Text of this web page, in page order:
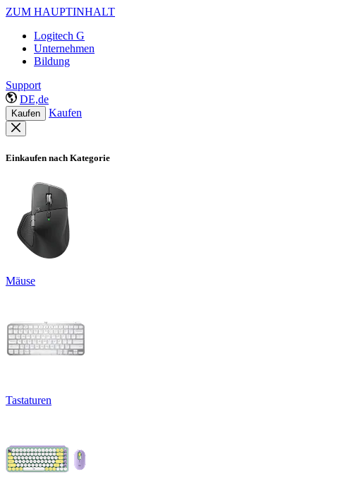
ZUM HAUPTINHALT
Logitech G
Unternehmen
Bildung
Support
DE,de
Kaufen Kaufen
Einkaufen nach Kategorie
Mäuse
Tastaturen